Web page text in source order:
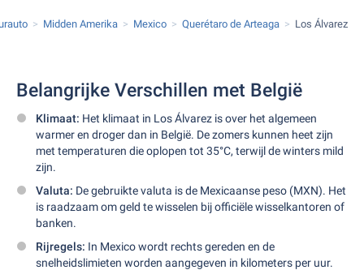
Midden Amerika Mexico Querétaro de Arteaga Los Álvarez
Belangrijke Verschillen met België
Klimaat: Het klimaat in Los Álvarez is over het algemeen
warmer en droger dan in België. De zomers kunnen heet zijn
met temperaturen die oplopen tot 35°C, terwijl de winters mild
zijn.
Valuta: De gebruikte valuta is de Mexicaanse peso (MXN). Het
is raadzaam om geld te wisselen bij officiële wisselkantoren of
banken.
Rijregels: In Mexico wordt rechts gereden en de
snelheidslimieten worden aangegeven in kilometers per uur.